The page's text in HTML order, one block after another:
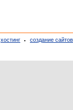
хостинг создание сайтов